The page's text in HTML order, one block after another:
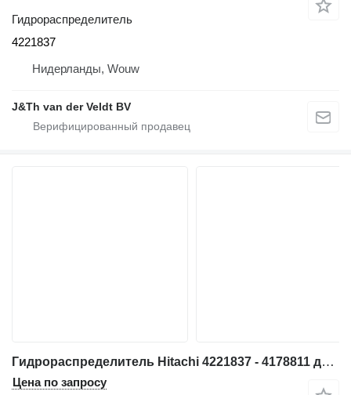
Гидрораспределитель
4221837
Нидерланды, Wouw
J&Th van der Veldt BV
Гидрораспределитель Hitachi 4221837 - 4178811 для экскаватора Hitachi EX200
Цена по запросу